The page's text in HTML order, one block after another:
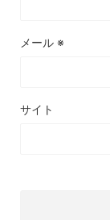
メール ※
サイト